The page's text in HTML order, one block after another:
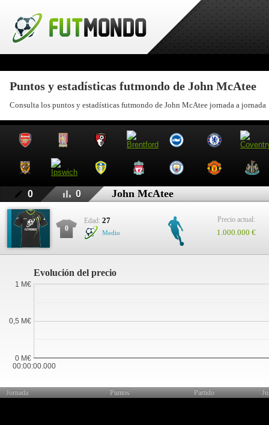
Puntos y estadísticas futmondo de John McAtee
Consulta los puntos y estadísticas futmondo de John McAtee jornada a jornada
0 0 John McAtee
0
Edad: 27
Medio
Precio actual:
1.000.000 €
Evolución del precio
00:00:00.000
0 M€
0,5 M€
1 M€
Jornada Puntos Partido